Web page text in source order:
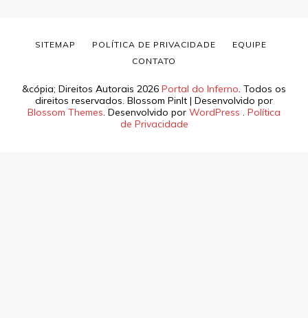
&cópia; Direitos Autorais 2026 Portal do Inferno. Todos os
direitos reservados. Blossom PinIt | Desenvolvido por
Blossom Themes. Desenvolvido por WordPress . Política
de Privacidade
SITEMAP POLÍTICA DE PRIVACIDADE
EQUIPE
CONTATO